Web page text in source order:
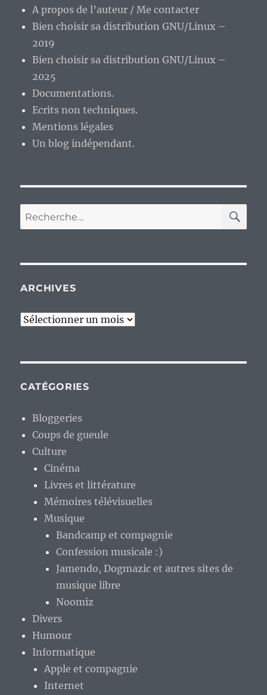
des
artistes
présentent
A propos de l’auteur / Me contacter
Bien choisir sa distribution GNU/Linux –
2019
Bien choisir sa distribution GNU/Linux –
2025
Documentations.
Ecrits non techniques.
Mentions légales
Un blog indépendant.
Recherche
pour :
ARCHIVES
Archives
CATÉGORIES
Bloggeries
Coups de gueule
Culture
Cinéma
Livres et littérature
Mémoires télévisuelles
Musique
Bandcamp et compagnie
Confession musicale :)
Jamendo, Dogmazic et autres sites de
musique libre
Noomiz
Divers
Humour
Informatique
Apple et compagnie
Internet